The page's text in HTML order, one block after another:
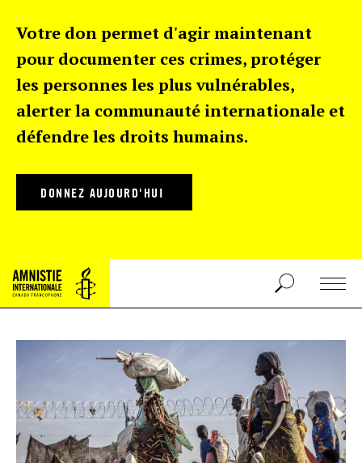
Votre don permet d'agir maintenant
pour documenter ces crimes, protéger
les personnes les plus vulnérables,
alerter la communauté internationale et
défendre les droits humains.
DONNEZ AUJOURD'HUI